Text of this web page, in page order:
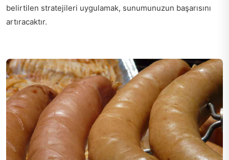
belirtilen stratejileri uygulamak, sunumunuzun başarısını
artıracaktır.